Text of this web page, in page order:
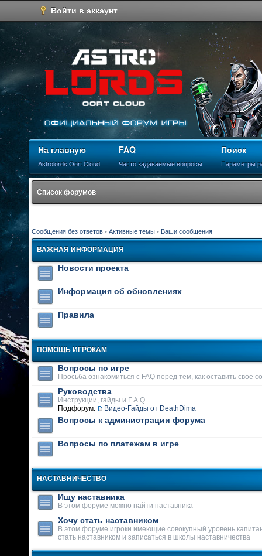
Войти в аккаунт
На главную
Astrolords Oort Cloud
FAQ
Часто задаваемые вопросы
Поиск
Параметры
Список форумов
Сообщения без ответов • Активные темы • Ваши сообщения
ВАЖНАЯ ИНФОРМАЦИЯ
Новости проекта
Информация об обновлениях
Правила
ПОМОЩЬ ИГРОКАМ
Вопросы по игре
Просьба ознакомиться с FAQ перед тем, как оставить свое
Руководства
Инструкции, гайды и F.A.Q.
Подфорум:
Видео-Гайды от DeathDima
Вопросы к администрации форума
Вопросы по платежам в игре
НАСТАВНИЧЕСТВО
Ищу наставника
В этом форуме можно найти наставника
Хочу стать наставником
В этом форуме игроки имеющие совокупный уровень
стать наставником и записаться в школы наставничества